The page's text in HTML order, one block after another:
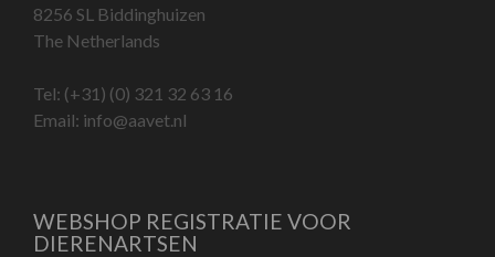
8256 SL Biddinghuizen
The Netherlands
Tel: (+31) (0) 321 32 63 16
Email: info@aavet.nl
WEBSHOP REGISTRATIE VOOR
DIERENARTSEN